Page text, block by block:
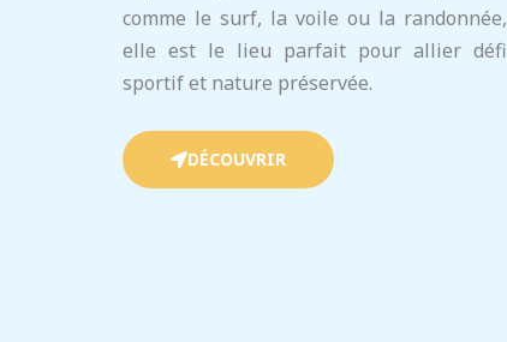
comme le surf, la voile ou la randonnée,
elle est le lieu parfait pour allier défi
sportif et nature préservée.
DÉCOUVRIR